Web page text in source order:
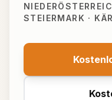
STEIERMARK ·